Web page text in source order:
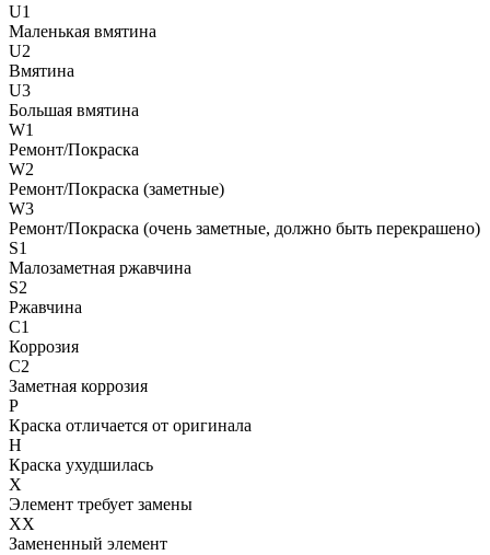
U1
Маленькая вмятина
U2
Вмятина
U3
Большая вмятина
W1
Ремонт/Покраска
W2
Ремонт/Покраска (заметные)
W3
Ремонт/Покраска (очень заметные, должно быть перекрашено)
S1
Малозаметная ржавчина
S2
Ржавчина
C1
Коррозия
C2
Заметная коррозия
P
Краска отличается от оригинала
H
Краска ухудшилась
X
Элемент требует замены
XX
Замененный элемент